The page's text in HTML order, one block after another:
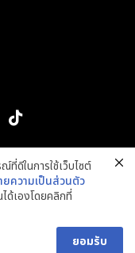
T
i
k
t
o
k
ดีในการใช้เว็บไซต์
ยความเป็นส่วนตัว
ด้เองโดยคลิกที่
ยอมรับ